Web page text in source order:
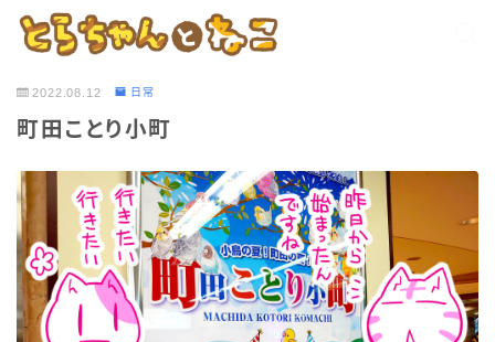
2022.08.12 日常
町田ことり小町